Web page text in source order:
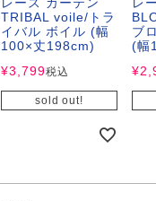
TRIBAL voile/トラ
イバル ボイル (幅
100×丈198cm)
¥3,799税込
sold out!
ブ
(幅
¥